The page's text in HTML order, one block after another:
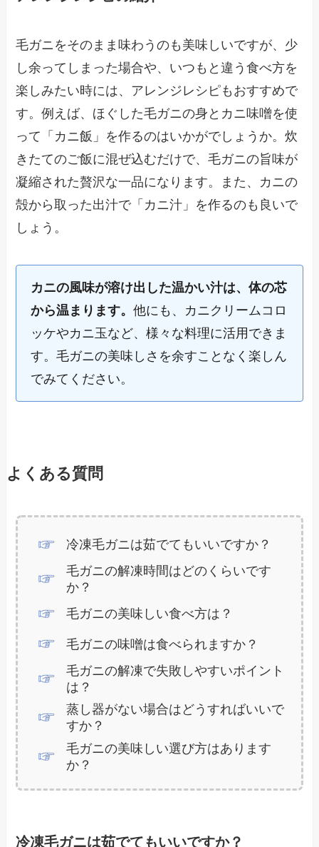
毛ガニをそのまま味わうのも美味しいですが、少
し余ってしまった場合や、いつもと違う食べ方を
楽しみたい時には、アレンジレシピもおすすめで
す。例えば、ほぐした毛ガニの身とカニ味噌を使
って「カニ飯」を作るのはいかがでしょうか。炊
きたてのご飯に混ぜ込むだけで、毛ガニの旨味が
凝縮された贅沢な一品になります。また、カニの
殻から取った出汁で「カニ汁」を作るのも良いで
しょう。
カニの風味が溶け出した温かい汁は、体の芯
から温まります。他にも、カニクリームコロ
ッケやカニ玉など、様々な料理に活用できま
す。毛ガニの美味しさを余すことなく楽しん
でみてください。
よくある質問
冷凍毛ガニは茹でてもいいですか？
毛ガニの解凍時間はどのくらいです
か？
毛ガニの美味しい食べ方は？
毛ガニの味噌は食べられますか？
毛ガニの解凍で失敗しやすいポイント
は？
蒸し器がない場合はどうすればいいで
すか？
毛ガニの美味しい選び方はあります
か？
冷凍毛ガニは茹でてもいいですか？